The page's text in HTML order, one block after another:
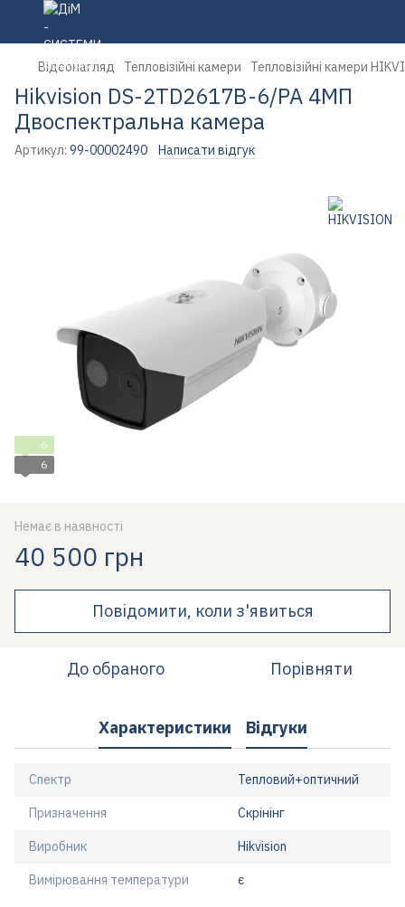
Відеонагляд Тепловізійні камери Тепловізійні камери
Hikvision DS-2TD2617B-6/PA 4МП
Двоспектральна камера
Артикул: 99-00002490 Написати відгук
6
6
Немає в наявності
40 500 грн
Повідомити, коли з'явиться
До обраного Порівняти
Характеристики Відгуки
Спектр Тепловий+оптичний
Призначення Скрінінг
Виробник Hikvision
Вимірювання температури є